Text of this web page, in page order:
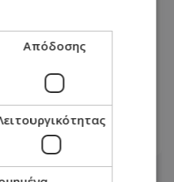
άκουσε η Άννα
– Δείτε
Απόδοσης